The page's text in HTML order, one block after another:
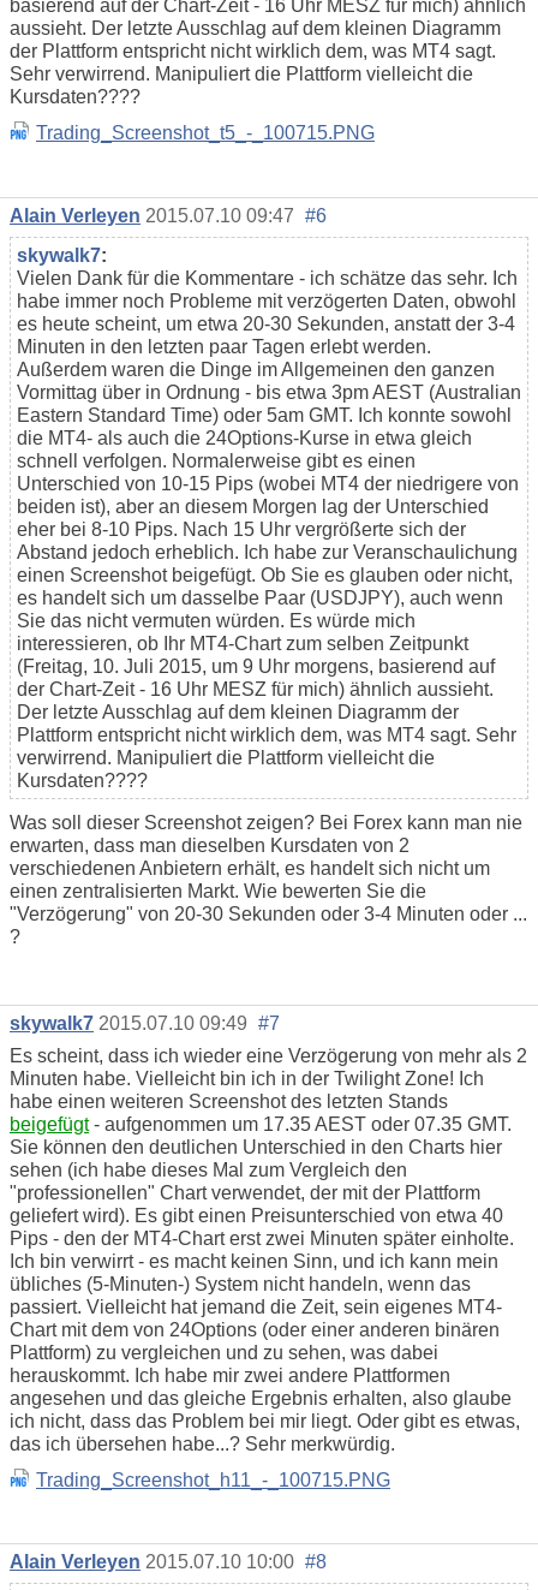
basierend auf der Chart-Zeit - 16 Uhr MESZ für mich) ähnlich
aussieht. Der letzte Ausschlag auf dem kleinen Diagramm
der Plattform entspricht nicht wirklich dem, was MT4 sagt.
Sehr verwirrend. Manipuliert die Plattform vielleicht die
Kursdaten????
Trading_Screenshot_t5_-_100715.PNG
Alain Verleyen 2015.07.10 09:47 #6
skywalk7:
Vielen Dank für die Kommentare - ich schätze das sehr. Ich
habe immer noch Probleme mit verzögerten Daten, obwohl
es heute scheint, um etwa 20-30 Sekunden, anstatt der 3-4
Minuten in den letzten paar Tagen erlebt werden.
Außerdem waren die Dinge im Allgemeinen den ganzen
Vormittag über in Ordnung - bis etwa 3pm AEST (Australian
Eastern Standard Time) oder 5am GMT. Ich konnte sowohl
die MT4- als auch die 24Options-Kurse in etwa gleich
schnell verfolgen. Normalerweise gibt es einen
Unterschied von 10-15 Pips (wobei MT4 der niedrigere von
beiden ist), aber an diesem Morgen lag der Unterschied
eher bei 8-10 Pips. Nach 15 Uhr vergrößerte sich der
Abstand jedoch erheblich. Ich habe zur Veranschaulichung
einen Screenshot beigefügt. Ob Sie es glauben oder nicht,
es handelt sich um dasselbe Paar (USDJPY), auch wenn
Sie das nicht vermuten würden. Es würde mich
interessieren, ob Ihr MT4-Chart zum selben Zeitpunkt
(Freitag, 10. Juli 2015, um 9 Uhr morgens, basierend auf
der Chart-Zeit - 16 Uhr MESZ für mich) ähnlich aussieht.
Der letzte Ausschlag auf dem kleinen Diagramm der
Plattform entspricht nicht wirklich dem, was MT4 sagt. Sehr
verwirrend. Manipuliert die Plattform vielleicht die
Kursdaten????
Was soll dieser Screenshot zeigen? Bei Forex kann man nie
erwarten, dass man dieselben Kursdaten von 2
verschiedenen Anbietern erhält, es handelt sich nicht um
einen zentralisierten Markt. Wie bewerten Sie die
"Verzögerung" von 20-30 Sekunden oder 3-4 Minuten oder ...
?
skywalk7 2015.07.10 09:49 #7
Es scheint, dass ich wieder eine Verzögerung von mehr als 2
Minuten habe. Vielleicht bin ich in der Twilight Zone! Ich
habe einen weiteren Screenshot des letzten Stands
beigefügt- aufgenommen um 17.35 AEST oder 07.35 GMT.
Sie können den deutlichen Unterschied in den Charts hier
sehen (ich habe dieses Mal zum Vergleich den
"professionellen" Chart verwendet, der mit der Plattform
geliefert wird). Es gibt einen Preisunterschied von etwa 40
Pips - den der MT4-Chart erst zwei Minuten später einholte.
Ich bin verwirrt - es macht keinen Sinn, und ich kann mein
übliches (5-Minuten-) System nicht handeln, wenn das
passiert. Vielleicht hat jemand die Zeit, sein eigenes MT4-
Chart mit dem von 24Options (oder einer anderen binären
Plattform) zu vergleichen und zu sehen, was dabei
herauskommt. Ich habe mir zwei andere Plattformen
angesehen und das gleiche Ergebnis erhalten, also glaube
ich nicht, dass das Problem bei mir liegt. Oder gibt es etwas,
das ich übersehen habe...? Sehr merkwürdig.
Trading_Screenshot_h11_-_100715.PNG
Alain Verleyen 2015.07.10 10:00 #8